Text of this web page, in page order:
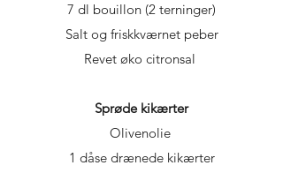
7 dl bouillon (2 terninger)
Salt og friskkværnet peber
Revet øko citronsal
Sprøde kikærter
Olivenolie
1 dåse drænede kikærter